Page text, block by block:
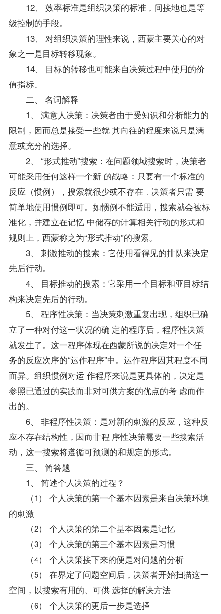
12、 效率标准是组织决策的标准，间接地也是等
级控制的手段。
13、 对组织决策的理性来说，西蒙主要关心的对
象之一是目标转移现象。
14、 目标的转移也可能来自决策过程中使用的价
值指标。
二、 名词解释
1、 满意人决策：决策者由于受知识和分析能力的
限制，因而总是接受一些就 其向往的程度来说只是满
意或充分的选择。
2、 “形式推动”搜索：在问题领域搜索时，决策者
可能采用任何这样一个新 的战略：只要有一个标准的
反应（惯例），搜索就很少或不存在，决策者只需 要
简单地使用惯例即可。如惯例不能适用，搜索就会被标
准化，并建立在记忆 中储存的计算相关行动的形式和
规则上，西蒙称之为“形式推动”的搜索。
3、 刺激推动的搜索：它使用看得见的排队来决定
先后行动。
4、 目标推动的搜索：它采用一个目标和亚目标结
构来决定先后的行动。
5、 程序性决策：当决策刺激重复出现，组织已确
立了一种对付这一状况的确 定的程序后，程序性决策
就发生了。这一程序体现在西蒙所说的决定对一个任
务的反应次序的“运作程序”中。运作程序因其程度不同
而异。组织惯例对运 作程序来说是更具体的，决定是
参照已通过的实践而非对可供方案的优点的考 虑而作
出的。
6、 非程序性决策：是对新的刺激的反应，这种反
应不存在结构性，因而非程 序性决策需要一些搜索活
动，这一搜索将遵循可预测的和规定的形式。
三、 简答题
1、 简述个人决策的过程？
（1） 个人决策的第一个基本因素是来自决策环境
的刺激
（2） 个人决策的第二个基本因素是记忆
（3） 个人决策的第三个基本因素是习惯
（4） 个人决策接下来的便是对问题的分析
（5） 在界定了问题空间后，决策者开始扫描这一
空间，以搜索有用的、可供 选择的解决方法
（6） 个人决策的更后一步是选择